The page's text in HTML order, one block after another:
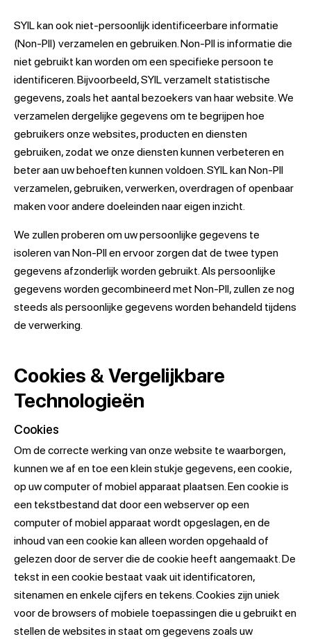
SYIL kan ook niet-persoonlijk identificeerbare informatie
(Non-PII) verzamelen en gebruiken. Non-PII is informatie die
niet gebruikt kan worden om een specifieke persoon te
identificeren. Bijvoorbeeld, SYIL verzamelt statistische
gegevens, zoals het aantal bezoekers van haar website. We
verzamelen dergelijke gegevens om te begrijpen hoe
gebruikers onze websites, producten en diensten
gebruiken, zodat we onze diensten kunnen verbeteren en
beter aan uw behoeften kunnen voldoen. SYIL kan Non-PII
verzamelen, gebruiken, verwerken, overdragen of openbaar
maken voor andere doeleinden naar eigen inzicht.
We zullen proberen om uw persoonlijke gegevens te
isoleren van Non-PII en ervoor zorgen dat de twee typen
gegevens afzonderlijk worden gebruikt. Als persoonlijke
gegevens worden gecombineerd met Non-PII, zullen ze nog
steeds als persoonlijke gegevens worden behandeld tijdens
de verwerking.
Cookies & Vergelijkbare
Technologieën
Cookies
Om de correcte werking van onze website te waarborgen,
kunnen we af en toe een klein stukje gegevens, een cookie,
op uw computer of mobiel apparaat plaatsen. Een cookie is
een tekstbestand dat door een webserver op een
computer of mobiel apparaat wordt opgeslagen, en de
inhoud van een cookie kan alleen worden opgehaald of
gelezen door de server die de cookie heeft aangemaakt. De
tekst in een cookie bestaat vaak uit identificatoren,
sitenamen en enkele cijfers en tekens. Cookies zijn uniek
voor de browsers of mobiele toepassingen die u gebruikt en
stellen de websites in staat om gegevens zoals uw